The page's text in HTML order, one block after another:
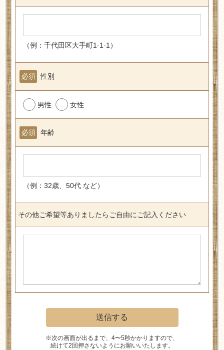
（例：千代田区大手町1-1-1）
性別
必須
男性 女性
年齢
必須
（例：32歳、50代 など）
その他ご希望等ありましたらご自由にご記入ください
※次の画面が出るまで、4〜5秒かかりますので、
続けて2回押さないようにお願いいたします。